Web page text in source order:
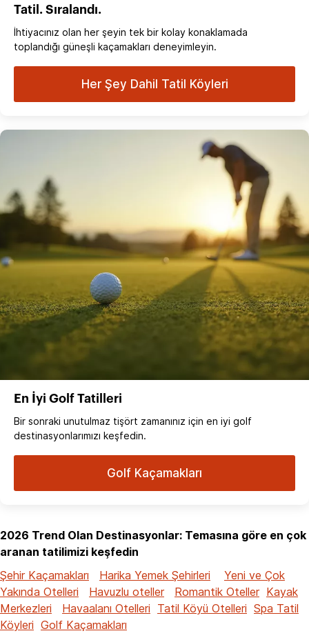
Tatil. Sıralandı.
İhtiyacınız olan her şeyin tek bir kolay konaklamada
toplandığı güneşli kaçamakları deneyimleyin.
Her Şey Dahil Tatil Köyleri
En İyi Golf Tatilleri
Bir sonraki unutulmaz tişört zamanınız için en iyi golf
destinasyonlarımızı keşfedin.
Golf Kaçamakları
2026 Trend Olan Destinasyonlar: Temasına göre en çok
aranan tatilimizi keşfedin
Şehir Kaçamakları
Harika Yemek Şehirleri
Yeni ve Çok
Yakında Otelleri
Havuzlu oteller Romantik Oteller Kayak
Merkezleri
Havaalanı Otelleri Tatil Köyü Otelleri Spa Tatil
Köyleri Golf Kaçamakları